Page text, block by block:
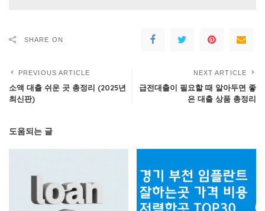
SHARE ON
PREVIOUS ARTICLE
소액 대출 쉬운 곳 총정리 (2025년
최신판)
NEXT ARTICLE
급전대출이 필요할 때 알아두면 좋
은 대출 상품 총정리
도움되는 글